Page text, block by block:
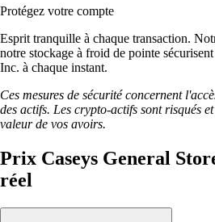
Protégez votre compte
Esprit tranquille à chaque transaction.
notre stockage à froid de pointe
Inc. à chaque instant.
Ces mesures de sécurité concernent
des actifs. Les crypto-actifs sont risqués
valeur de vos avoirs.
Prix Caseys General
réel